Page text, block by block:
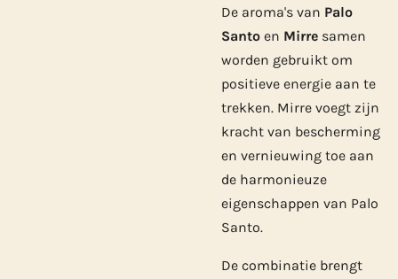
De aroma's van Palo
Santo en Mirre samen
worden gebruikt om
positieve energie aan te
trekken. Mirre voegt zijn
kracht van bescherming
en vernieuwing toe aan
de harmonieuze
eigenschappen van Palo
Santo.
De combinatie brengt